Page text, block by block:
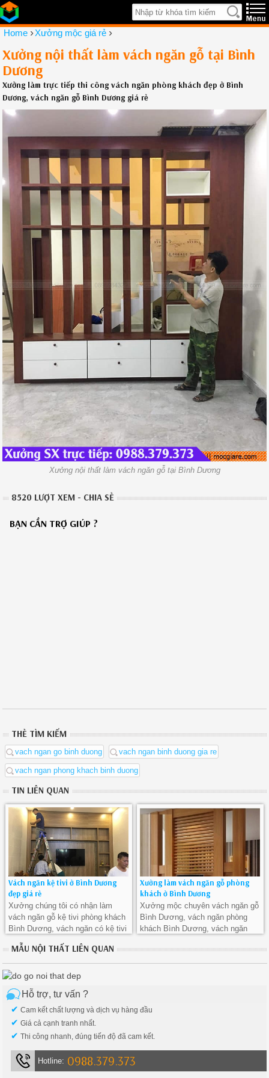
Home ›Xưởng mộc giá rẻ ›
Xưởng nội thất làm vách ngăn gỗ tại Bình
Dương
Xưởng làm trực tiếp thi công vách ngăn phòng khách đẹp ở Bình
Dương, vách ngăn gỗ Bình Dương giá rẻ
Xưởng nội thất làm vách ngăn gỗ tại Bình Dương
8520 LƯỢT XEM - CHIA SẺ
BẠN CẦN TRỢ GIÚP ?
THẺ TÌM KIẾM
vach ngan go binh duong vach ngan binh duong gia re
vach ngan phong khach binh duong
TIN LIÊN QUAN
Vách ngăn kệ tivi ở Bình Dương
đẹp giá rẻ
Xưởng chúng tôi có nhận làm
vách ngăn gỗ kệ tivi phòng khách
Bình Dương, vách ngăn có kệ tivi
tại Bình Dương đẹp và rẻ
Xưởng làm vách ngăn gỗ phòng
khách ở Bình Dương
Xưởng mộc chuyên vách ngăn gỗ
Bình Dương, vách ngăn phòng
khách Bình Dương, vách ngăn
Dương
MẪU NỘI THẤT LIÊN QUAN
Hỗ trợ, tư vấn ?
✔ Cam kết chất lượng và dịch vụ hàng đầu
✔ Giá cả cạnh tranh nhất.
✔ Thi công nhanh, đúng tiến độ đã cam kết.
Hotline: 0988.379.373